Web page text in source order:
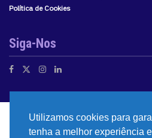
Política de Cookies
Siga-Nos
Utilizamos cookies para
tenha a melhor experiência